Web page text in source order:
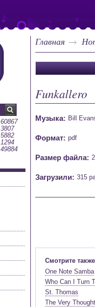
Главная
Funkallero
Музыка: Bill
Формат: pdf
Размер файла:
Загрузили: 315
Смотрите
One Note Samba
Who Can I Turn
St. Thomas
The Very
60867
3807
5882
1294
49884